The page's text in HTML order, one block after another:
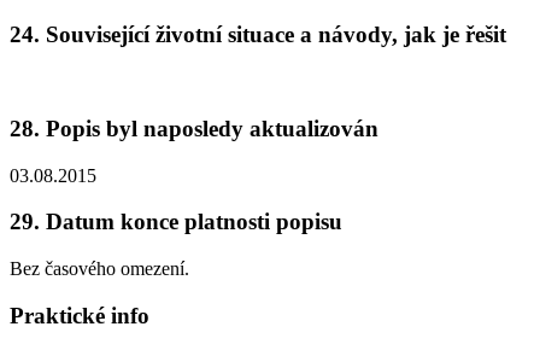
24. Související životní situace a návody, jak je řešit
28. Popis byl naposledy aktualizován
03.08.2015
29. Datum konce platnosti popisu
Bez časového omezení.
Praktické info